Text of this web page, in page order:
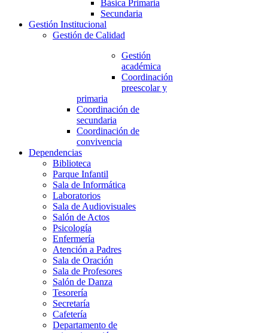
Básica Primaria
Secundaria
Gestión Institucional
Gestión de Calidad
Gestión
académica
Coordinación
preescolar y
primaria
Coordinación de
secundaria
Coordinación de
convivencia
Dependencias
Biblioteca
Parque Infantil
Sala de Informática
Laboratorios
Sala de Audiovisuales
Salón de Actos
Psicología
Enfermería
Atención a Padres
Sala de Oración
Sala de Profesores
Salón de Danza
Tesorería
Secretaría
Cafetería
Departamento de